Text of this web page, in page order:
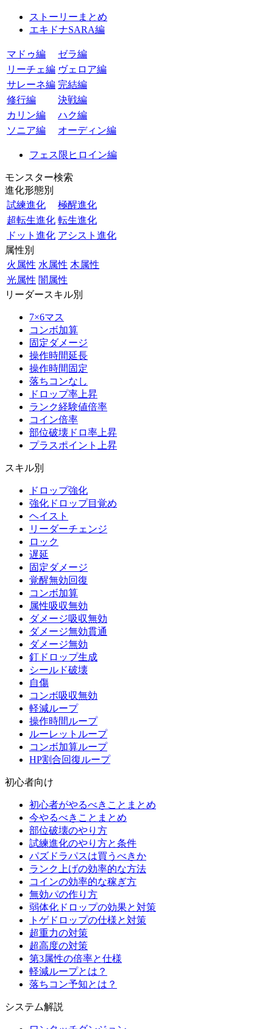
ストーリーまとめ
エキドナSARA編
マドゥ編
ゼラ編
リーチェ編 ヴェロア編
サレーネ編 完結編
修行編
決戦編
カリン編
ハク編
ソニア編
オーディン編
フェス限ヒロイン編
モンスター検索
進化形態別
試練進化
極醒進化
超転生進化 転生進化
ドット進化 アシスト進化
属性別
火属性 水属性 木属性
光属性 闇属性
リーダースキル別
7×6マス
コンボ加算
固定ダメージ
操作時間延長
操作時間固定
落ちコンなし
ドロップ率上昇
ランク経験値倍率
コイン倍率
部位破壊ドロ率上昇
プラスポイント上昇
スキル別
ドロップ強化
強化ドロップ目覚め
ヘイスト
リーダーチェンジ
ロック
遅延
固定ダメージ
覚醒無効回復
コンボ加算
属性吸収無効
ダメージ吸収無効
ダメージ無効貫通
ダメージ無効
釘ドロップ生成
シールド破壊
自傷
コンボ吸収無効
軽減ループ
操作時間ループ
ルーレットループ
コンボ加算ループ
HP割合回復ループ
初心者向け
初心者がやるべきことまとめ
今やるべきことまとめ
部位破壊のやり方
試練進化のやり方と条件
パズドラパスは買うべきか
ランク上げの効率的な方法
コインの効率的な稼ぎ方
無効パの作り方
弱体化ドロップの効果と対策
トゲドロップの仕様と対策
超重力の対策
超高度の対策
第3属性の倍率と仕様
軽減ループとは？
落ちコン予知とは？
システム解説